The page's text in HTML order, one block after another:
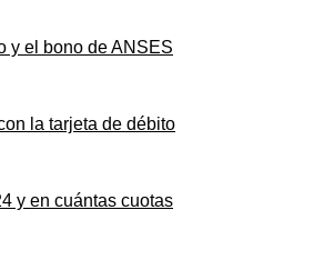
y el bono de ANSES
la tarjeta de débito
y en cuántas cuotas